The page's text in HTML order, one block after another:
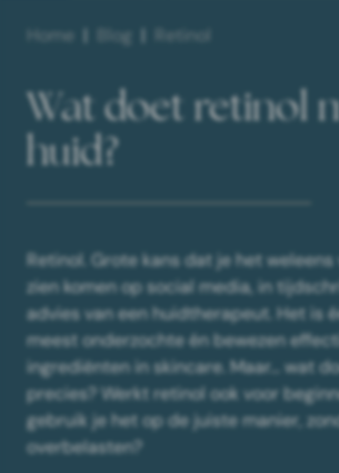
Home Blog Retinol
Wat doet retinol
huid?
Retinol. Grote kans dat je het
zien komen op social media, in
advies van een huidtherapeut. Het is
meest onderzochte én bewezen
ingrediënten in skincare. Maar... wat
precies? Werkt retinol ook voor
gebruik je het op de juiste manier,
overbelasten?